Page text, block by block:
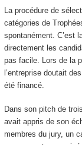
La procédure de
catégories de
spontanément. C’est
directement les
pas facile. Lors de la
l’entreprise doutait
été financé.
Dans son pitch de
avait appris de son
membres du jury, un